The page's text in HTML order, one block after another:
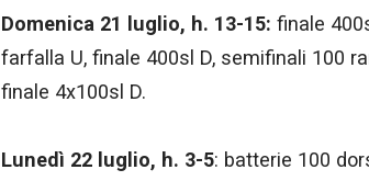
Domenica 21 luglio, h. 13-15: finale
farfalla U, finale 400sl D, semifinali 100
finale 4x100sl D.
Lunedì 22 luglio, h. 3-5: batterie 100